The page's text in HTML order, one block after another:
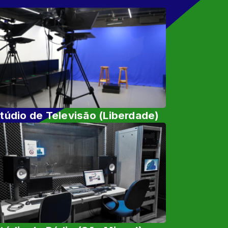
de Televisão (Liberdade)